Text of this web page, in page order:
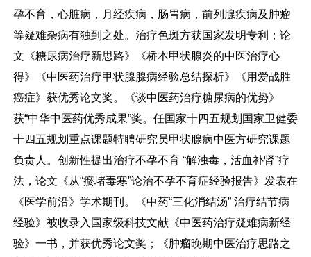
孕不育，心脏病，月经疾病，肠胃病，前列腺疾病及肿瘤
等疑难杂病有独到之处。治疗色斑方获国家发明专利；论
文《糖尿病治疗新思路》《桥本甲状腺炎的中医治疗心
得》《中医药治疗甲状腺腺病经验总结探析》《用爱战胜
癌症》获优秀论文奖。《谈中医药治疗糖尿病的优势》
获“中华中医药优秀成果”奖。任国家十四五规划国家卫健委
十四五规划重点课题特聘研究员甲状腺病中医方研究课题
负责人。创新性提出治疗不孕不育 “解浊毒，活血补肾”疗
法，论文《从“瘀堵毒寒”论治不孕不育症经验报告》发表在
《医学前沿》学术期刊。《中药“三化消结汤” 治疗结节病
经验》被收录入国家级科技文献《中医药治疗疑难病新经
验》一书，并获优秀论文奖；《肿瘤晚期中医治疗思路之